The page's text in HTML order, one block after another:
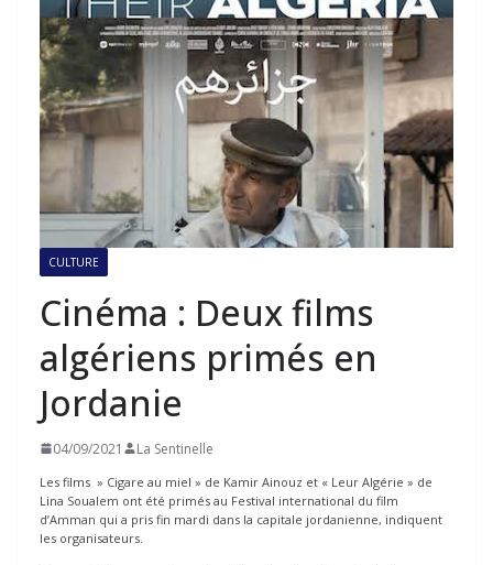
CULTURE
Cinéma : Deux films
algériens primés en
Jordanie
04/09/2021 La Sentinelle
Les films » Cigare au miel » de Kamir Ainouz et « Leur Algérie » de
Lina Soualem ont été primés au Festival international du film
d’Amman qui a pris fin mardi dans la capitale jordanienne, indiquent
les organisateurs.